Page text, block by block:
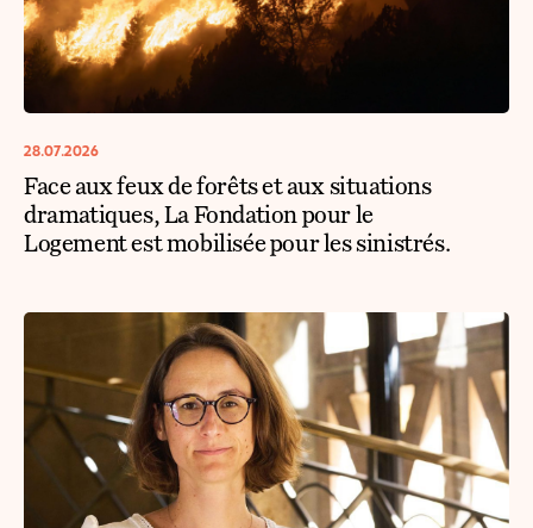
28.07.2026
Face aux feux de forêts et aux situations
dramatiques, La Fondation pour le
Logement est mobilisée pour les sinistrés.